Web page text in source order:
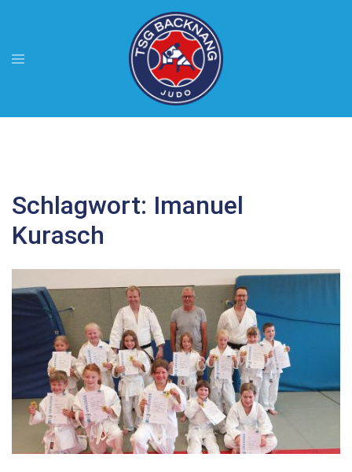
springen
Menü
umschalten
Schlagwort: Imanuel
Kurasch